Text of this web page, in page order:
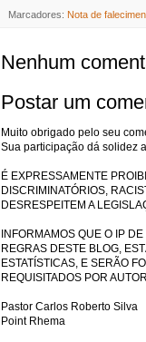
Marcadores: Nota de
Nenhum
Postar um
Muito obrigado pelo seu
Sua participação dá solidez
É EXPRESSAMENTE
DISCRIMINATÓRIOS,
DESRESPEITEM A
INFORMAMOS QUE O IP
REGRAS DESTE BLOG,
ESTATÍSTICAS, E SERÃO
REQUISITADOS POR
Pastor Carlos Roberto Silva
Point Rhema